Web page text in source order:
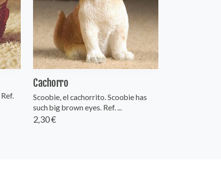
Cachorro
Scoobie, el cachorrito. Scoobie has
such big brown eyes. Ref. ...
2,30 €